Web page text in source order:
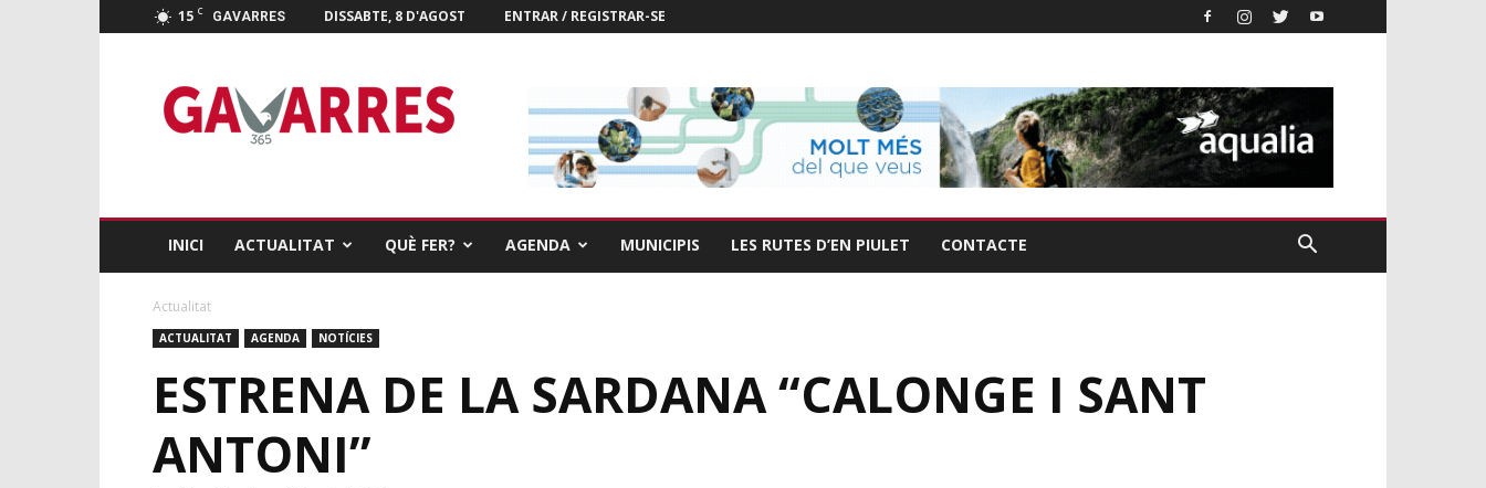
15 C GAVARRES DISSABTE, 8 D'AGOST ENTRAR / REGISTRAR-SE
365
INICI ACTUALITAT QUÈ FER? AGENDA MUNICIPIS LES RUTES D’EN PIULET CONTACTE
Actualitat
ACTUALITAT AGENDA NOTÍCIES
ESTRENA DE LA SARDANA “CALONGE I SANT
ANTONI”